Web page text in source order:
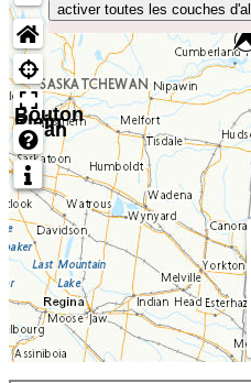
activer toutes les couches
Bouton
Plein
écran